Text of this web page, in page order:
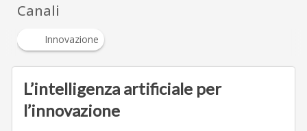
Canali
Innovazione
L’intelligenza artificiale per
l’innovazione